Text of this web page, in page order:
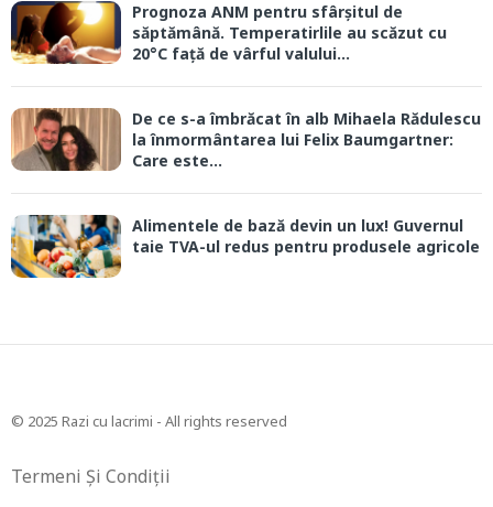
Prognoza ANM pentru sfârșitul de
săptămână. Temperatirlile au scăzut cu
20°C față de vârful valului...
De ce s-a îmbrăcat în alb Mihaela Rădulescu
la înmormântarea lui Felix Baumgartner:
Care este...
Alimentele de bază devin un lux! Guvernul
taie TVA-ul redus pentru produsele agricole
© 2025 Razi cu lacrimi - All rights reserved
Termeni Și Condiții